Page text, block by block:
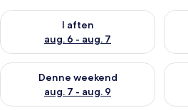
I aften
aug. 6 - aug. 7
Tjek tilgængelighed for i aften aug. 6
Denne weekend
aug. 7 - aug. 9
Tjek tilgængelighed for denne